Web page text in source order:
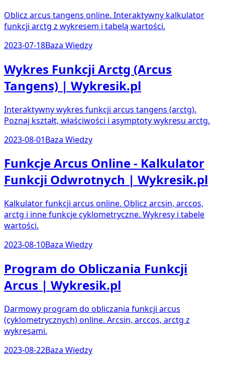
Oblicz arcus tangens online. Interaktywny kalkulator
funkcji arctg z wykresem i tabelą wartości.
2023-07-18Baza Wiedzy
Wykres Funkcji Arctg (Arcus
Tangens) | Wykresik.pl
Interaktywny wykres funkcji arcus tangens (arctg).
Poznaj kształt, właściwości i asymptoty wykresu arctg.
2023-08-01Baza Wiedzy
Funkcje Arcus Online - Kalkulator
Funkcji Odwrotnych | Wykresik.pl
Kalkulator funkcji arcus online. Oblicz arcsin, arccos,
arctg i inne funkcje cyklometryczne. Wykresy i tabele
wartości.
2023-08-10Baza Wiedzy
Program do Obliczania Funkcji
Arcus | Wykresik.pl
Darmowy program do obliczania funkcji arcus
(cyklometrycznych) online. Arcsin, arccos, arctg z
wykresami.
2023-08-22Baza Wiedzy